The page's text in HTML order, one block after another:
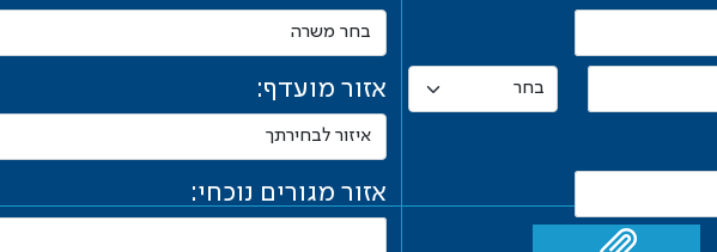
אזור מועדף:
אזור מגורים נוכחי: